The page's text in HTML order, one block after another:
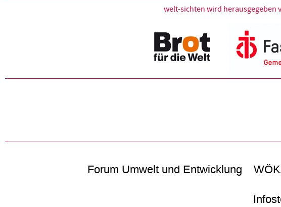
welt-sichten wird herausgegeben
Forum Umwelt und Entwicklung